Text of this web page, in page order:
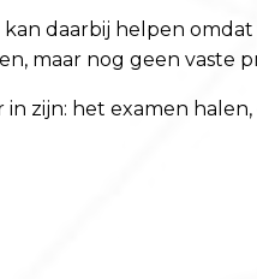
daarbij helpen
maar nog geen vaste
in zijn: het examen